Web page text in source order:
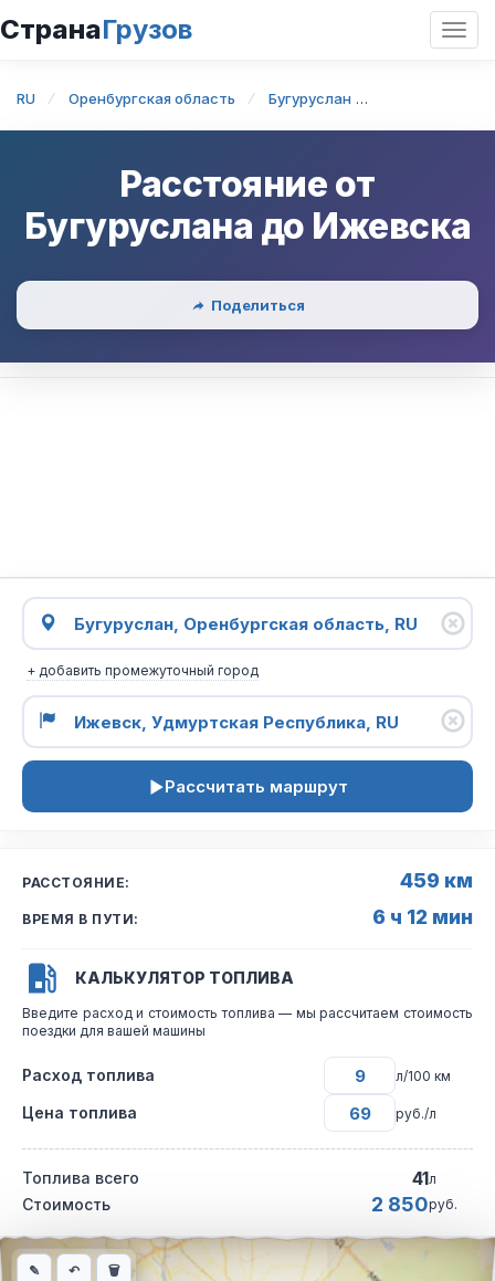
СтранаГрузов
RU Оренбургская область Бугуруслан
Расстояние от
Бугуруслана до Ижевска
Поделиться
+ добавить промежуточный город
Рассчитать маршрут
РАССТОЯНИЕ: 459 км
ВРЕМЯ В ПУТИ: 6 ч 12 мин
КАЛЬКУЛЯТОР ТОПЛИВА
Введите расход и стоимость топлива — мы рассчитаем стоимость
поездки для вашей машины
Расход топлива л/100 км
Цена топлива руб./л
Топлива всего 41л
Стоимость 2 850руб.
Интерактивная карта автомобильного маршрута из города
✎ ↶ 🗑